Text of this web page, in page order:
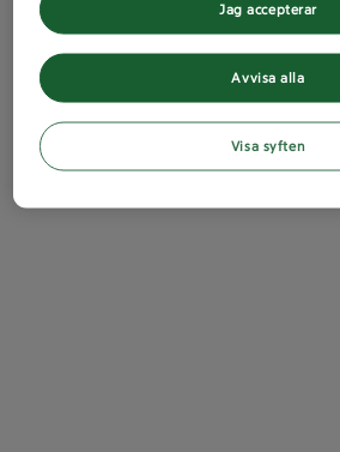
Avvisa alla
Jag accepterar
Visa syften